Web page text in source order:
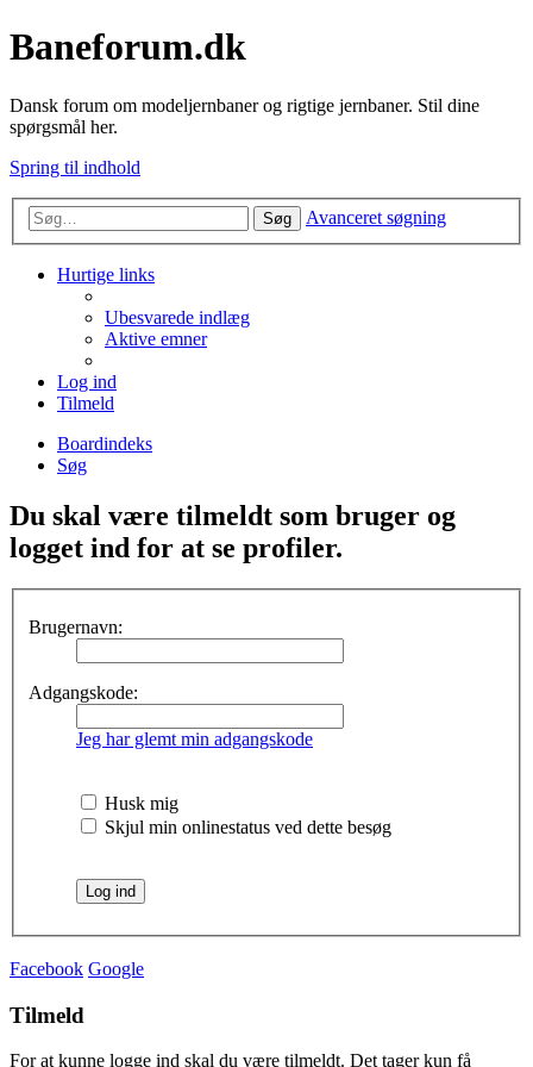
Baneforum.dk
Dansk forum om modeljernbaner og rigtige jernbaner. Stil dine
spørgsmål her.
Spring til indhold
Søg Avanceret søgning
Hurtige links
Ubesvarede indlæg
Aktive emner
Log ind
Tilmeld
Boardindeks
Søg
Du skal være tilmeldt som bruger og
logget ind for at se profiler.
Brugernavn:
Adgangskode:
Jeg har glemt min adgangskode
Husk mig
Skjul min onlinestatus ved dette besøg
Facebook Google
Tilmeld
For at kunne logge ind skal du være tilmeldt. Det tager kun få